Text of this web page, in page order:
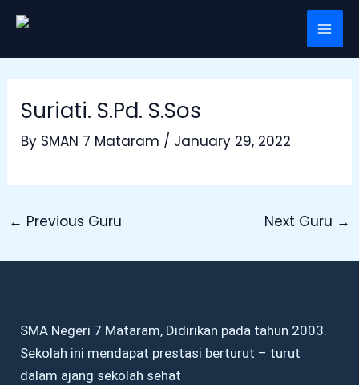
Skip
content
Main
Suriati. S.Pd. S.Sos
By SMAN 7 Mataram / January 29, 2022
Post
navigation
← Previous Guru Next Guru →
SMA Negeri 7 Mataram, Didirikan pada tahun 2003.
Sekolah ini mendapat prestasi berturut – turut
dalam ajang sekolah sehat